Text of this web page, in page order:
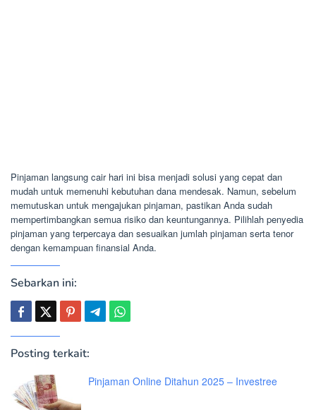
Pinjaman langsung cair hari ini bisa menjadi solusi yang cepat dan
mudah untuk memenuhi kebutuhan dana mendesak. Namun, sebelum
memutuskan untuk mengajukan pinjaman, pastikan Anda sudah
mempertimbangkan semua risiko dan keuntungannya. Pilihlah penyedia
pinjaman yang terpercaya dan sesuaikan jumlah pinjaman serta tenor
dengan kemampuan finansial Anda.
Sebarkan ini:
Posting terkait:
Pinjaman Online Ditahun 2025 – Investree